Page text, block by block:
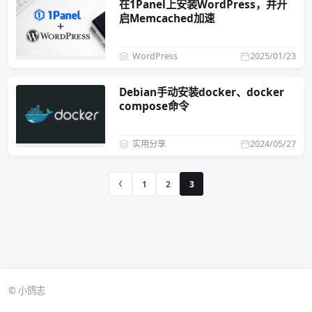
在1Panel上安装WordPress，并开
启Memcached加速
2025/01/23
WordPress
Debian手动安装docker、docker
compose命令
2024/05/27
实用分享
1 2 3
© 小鸽志